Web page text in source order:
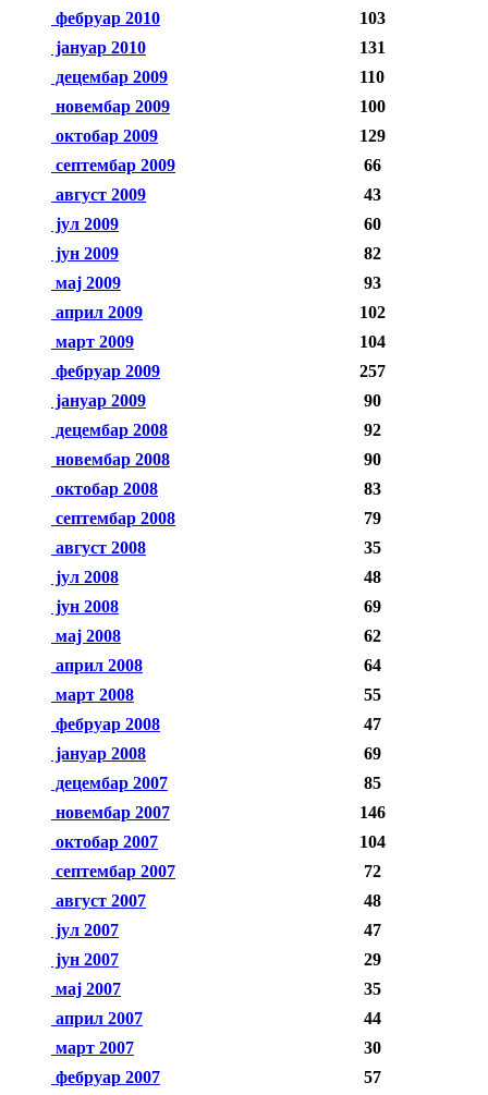
фебруар 2010
103
јануар 2010
131
децембар 2009
110
новембар 2009
100
октобар 2009
129
септембар 2009
66
август 2009
43
јул 2009
60
јун 2009
82
мај 2009
93
април 2009
102
март 2009
104
фебруар 2009
257
јануар 2009
90
децембар 2008
92
новембар 2008
90
октобар 2008
83
септембар 2008
79
август 2008
35
јул 2008
48
јун 2008
69
мај 2008
62
април 2008
64
март 2008
55
фебруар 2008
47
јануар 2008
69
децембар 2007
85
новембар 2007
146
октобар 2007
104
септембар 2007
72
август 2007
48
јул 2007
47
јун 2007
29
мај 2007
35
април 2007
44
март 2007
30
фебруар 2007
57